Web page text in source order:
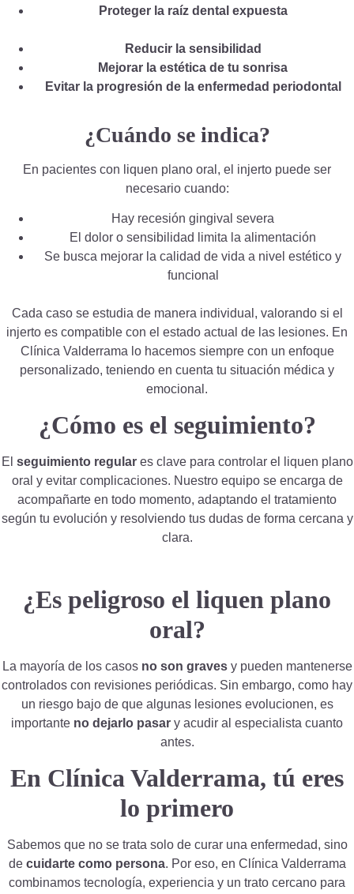
Proteger la raíz dental expuesta
Reducir la sensibilidad
Mejorar la estética de tu sonrisa
Evitar la progresión de la enfermedad periodontal
¿Cuándo se indica?
En pacientes con liquen plano oral, el injerto puede ser
necesario cuando:
Hay recesión gingival severa
El dolor o sensibilidad limita la alimentación
Se busca mejorar la calidad de vida a nivel estético y
funcional
Cada caso se estudia de manera individual, valorando si el
injerto es compatible con el estado actual de las lesiones. En
Clínica Valderrama lo hacemos siempre con un enfoque
personalizado, teniendo en cuenta tu situación médica y
emocional.
¿Cómo es el seguimiento?
El seguimiento regulares clave para controlar el liquen plano
oral y evitar complicaciones. Nuestro equipo se encarga de
acompañarte en todo momento, adaptando el tratamiento
según tu evolución y resolviendo tus dudas de forma cercana y
clara.
¿Es peligroso el liquen plano
oral?
La mayoría de los casos no son gravesy pueden mantenerse
controlados con revisiones periódicas. Sin embargo, como hay
un riesgo bajo de que algunas lesiones evolucionen, es
importante no dejarlo pasar y acudir al especialista cuanto
antes.
En Clínica Valderrama, tú eres
lo primero
Sabemos que no se trata solo de curar una enfermedad, sino
de cuidarte como persona. Por eso, en Clínica Valderrama
combinamos tecnología, experiencia y un trato cercano para